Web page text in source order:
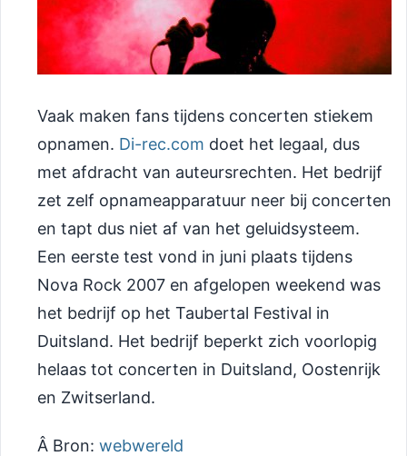
Vaak maken fans tijdens concerten stiekem
opnamen. Di-rec.com doet het legaal, dus
met afdracht van auteursrechten. Het bedrijf
zet zelf opnameapparatuur neer bij concerten
en tapt dus niet af van het geluidsysteem.
Een eerste test vond in juni plaats tijdens
Nova Rock 2007 en afgelopen weekend was
het bedrijf op het Taubertal Festival in
Duitsland. Het bedrijf beperkt zich voorlopig
helaas tot concerten in Duitsland, Oostenrijk
en Zwitserland.
Â Bron: webwereld